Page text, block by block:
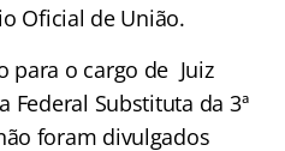
Oficial de União.
para o cargo de Juiz
Federal Substituta da 3ª
foram divulgados